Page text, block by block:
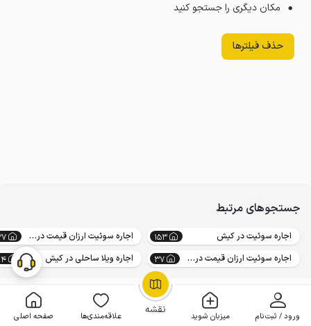
نقشه ورود / ثبت‌نام میزبان شوید علاقه‌مندی‌ها صفحه اصلی
OpenStreetMap
مکان دیگری را جستجو کنید
حذف فیلترها
جستجوهای مرتبط
اجاره سوئیت در کیش 153 اجاره سوئیت ارزان قیمت در کیش
اجاره سوئیت ارزان قیمت در کیش
37 اجاره ویلا ساحلی در کیش